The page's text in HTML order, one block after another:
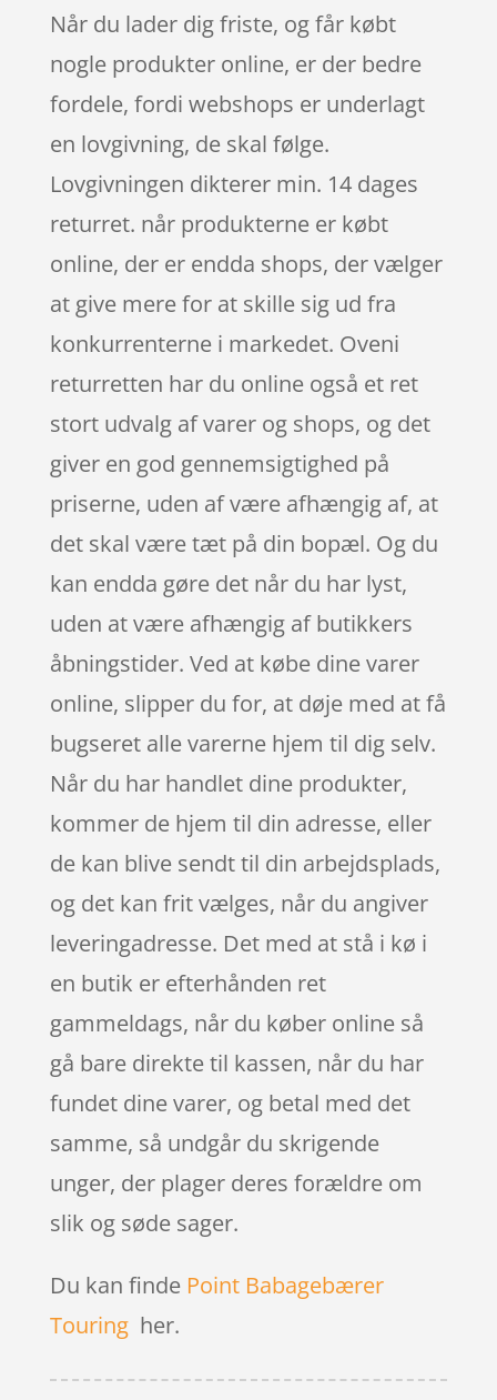
Når du lader dig friste, og får købt
nogle produkter online, er der bedre
fordele, fordi webshops er underlagt
en lovgivning, de skal følge.
Lovgivningen dikterer min. 14 dages
returret. når produkterne er købt
online, der er endda shops, der vælger
at give mere for at skille sig ud fra
konkurrenterne i markedet. Oveni
returretten har du online også et ret
stort udvalg af varer og shops, og det
giver en god gennemsigtighed på
priserne, uden af være afhængig af, at
det skal være tæt på din bopæl. Og du
kan endda gøre det når du har lyst,
uden at være afhængig af butikkers
åbningstider. Ved at købe dine varer
online, slipper du for, at døje med at få
bugseret alle varerne hjem til dig selv.
Når du har handlet dine produkter,
kommer de hjem til din adresse, eller
de kan blive sendt til din arbejdsplads,
og det kan frit vælges, når du angiver
leveringadresse. Det med at stå i kø i
en butik er efterhånden ret
gammeldags, når du køber online så
gå bare direkte til kassen, når du har
fundet dine varer, og betal med det
samme, så undgår du skrigende
unger, der plager deres forældre om
slik og søde sager.
Du kan finde Point Babagebærer
Touringher.